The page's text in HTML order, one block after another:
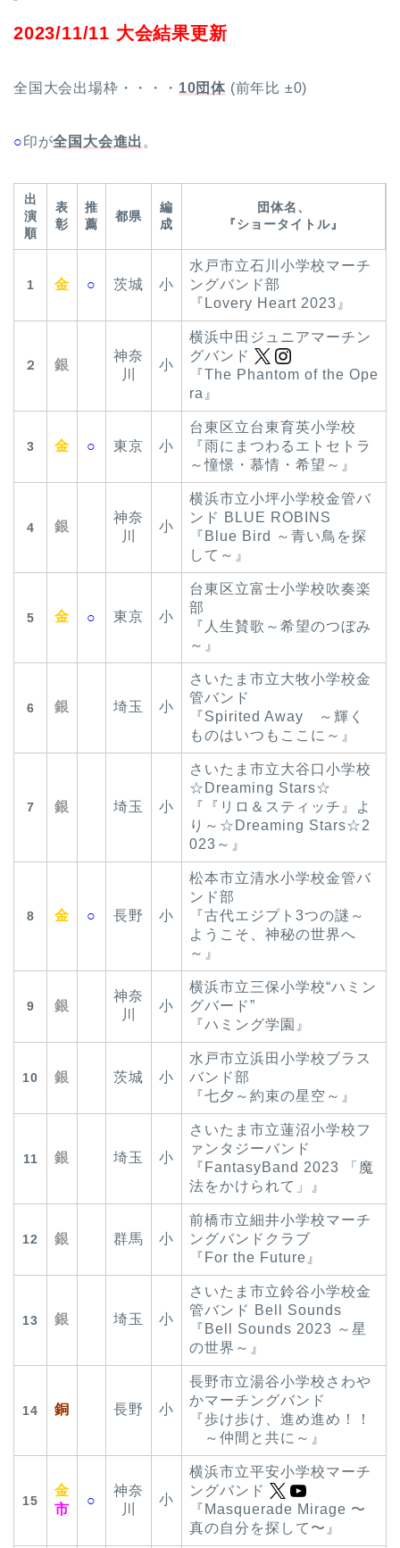
2023/11/11 大会結果更新
全国大会出場枠・・・・ 10団体 (前年比 ±0)
○印が全国大会進出 。
出
演
順
表
彰
推
薦
都県
編
成
団体名、
『ショータイトル』
1 金 ○ 茨城 小
水戸市立石川小学校マーチ
ングバンド部
『Lovery Heart 2023』
２ 銀
神奈
川
小
横浜中田ジュニアマーチン
グバンド
『The Phantom of the Ope
ra』
3 金 ○ 東京 小
台東区立台東育英小学校
『雨にまつわるエトセトラ
～憧憬・慕情・希望～』
4 銀
神奈
川
小
横浜市立小坪小学校金管バ
ンド BLUE ROBINS
『Blue Bird ～青い鳥を探
して～』
5 金 ○ 東京 小
台東区立富士小学校吹奏楽
部
『人生賛歌～希望のつぼみ
～』
6 銀 埼玉 小
さいたま市立大牧小学校金
管バンド
『Spirited Away ～輝く
ものはいつもここに～』
7 銀 埼玉 小
さいたま市立大谷口小学校
☆Dreaming Stars☆
『『リロ＆スティッチ』よ
り～☆Dreaming Stars☆2
023～』
8 金 ○ 長野 小
松本市立清水小学校金管バ
ンド部
『古代エジプト3つの謎～
ようこそ、神秘の世界へ
～』
9 銀
神奈
川
小
横浜市立三保小学校“ハミン
グバード”
『ハミング学園』
10 銀 茨城 小
水戸市立浜田小学校ブラス
バンド部
『七夕～約束の星空～』
11 銀 埼玉 小
さいたま市立蓮沼小学校フ
ァンタジーバンド
『FantasyBand 2023 「魔
法をかけられて」』
12 銀 群馬 小
前橋市立細井小学校マーチ
ングバンドクラブ
『For the Future』
13 銀 埼玉 小
さいたま市立鈴谷小学校金
管バンド Bell Sounds
『Bell Sounds 2023 ～星
の世界～』
14 銅 長野 小
長野市立湯谷小学校さわや
かマーチングバンド
『歩け歩け、進め進め！！
～仲間と共に～』
15
金
市
○
神奈
川
小
横浜市立平安小学校マーチ
ングバンド
『Masquerade Mirage 〜
真の自分を探して〜』